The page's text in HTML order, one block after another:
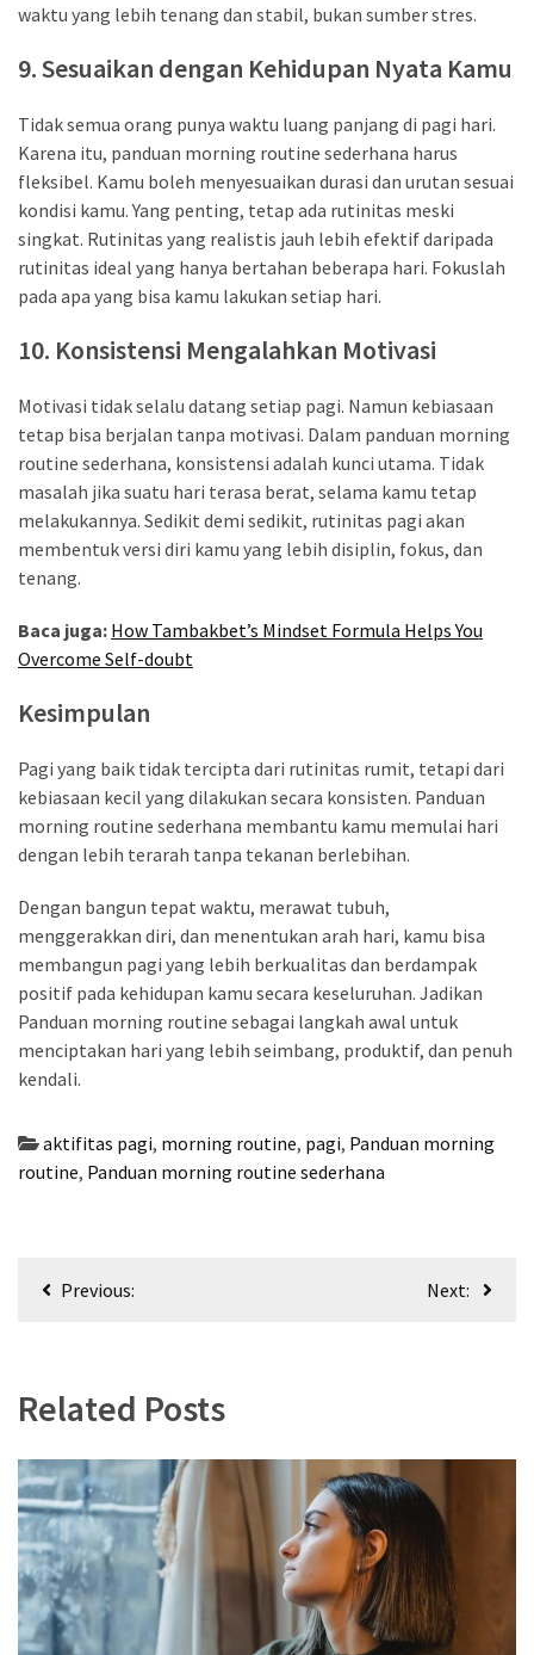
waktu yang lebih tenang dan stabil, bukan sumber stres.
9. Sesuaikan dengan Kehidupan Nyata Kamu
Tidak semua orang punya waktu luang panjang di pagi hari.
Karena itu, panduan morning routine sederhana harus
fleksibel. Kamu boleh menyesuaikan durasi dan urutan sesuai
kondisi kamu. Yang penting, tetap ada rutinitas meski
singkat. Rutinitas yang realistis jauh lebih efektif daripada
rutinitas ideal yang hanya bertahan beberapa hari. Fokuslah
pada apa yang bisa kamu lakukan setiap hari.
10. Konsistensi Mengalahkan Motivasi
Motivasi tidak selalu datang setiap pagi. Namun kebiasaan
tetap bisa berjalan tanpa motivasi. Dalam panduan morning
routine sederhana, konsistensi adalah kunci utama. Tidak
masalah jika suatu hari terasa berat, selama kamu tetap
melakukannya. Sedikit demi sedikit, rutinitas pagi akan
membentuk versi diri kamu yang lebih disiplin, fokus, dan
tenang.
Baca juga: How Tambakbet’s Mindset Formula Helps You
Overcome Self-doubt
Kesimpulan
Pagi yang baik tidak tercipta dari rutinitas rumit, tetapi dari
kebiasaan kecil yang dilakukan secara konsisten. Panduan
morning routine sederhana membantu kamu memulai hari
dengan lebih terarah tanpa tekanan berlebihan.
Dengan bangun tepat waktu, merawat tubuh,
menggerakkan diri, dan menentukan arah hari, kamu bisa
membangun pagi yang lebih berkualitas dan berdampak
positif pada kehidupan kamu secara keseluruhan. Jadikan
Panduan morning routine sebagai langkah awal untuk
menciptakan hari yang lebih seimbang, produktif, dan penuh
kendali.
aktifitas pagi, morning routine, pagi, Panduan morning
routine, Panduan morning routine sederhana
PostPrevious: Next:
Related Posts